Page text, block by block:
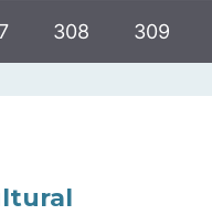
308 309